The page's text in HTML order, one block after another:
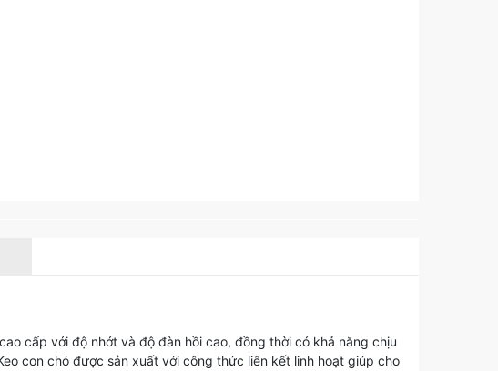
cấp với độ nhớt và độ đàn hồi cao, đồng thời có khả năng chịu
con chó được sản xuất với công thức liên kết linh hoạt giúp cho